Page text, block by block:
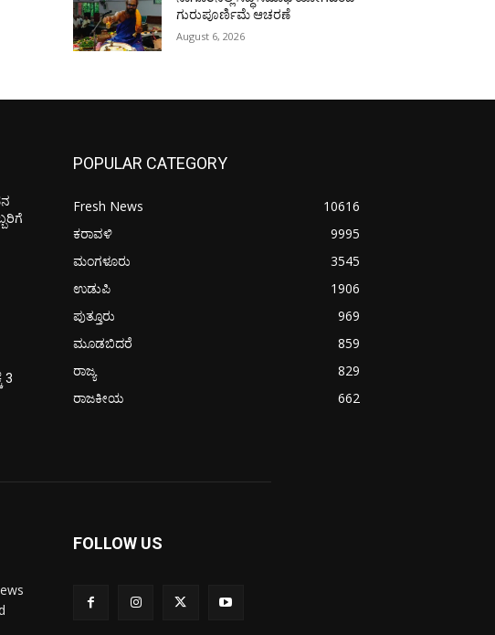
ಗುರುಪೂರ್ಣಿಮೆ ಆಚರಣೆ
August 6, 2026
3
POPULAR CATEGORY
Fresh News
10616
ಕರಾವಳಿ
9995
ಮಂಗಳೂರು
3545
ಉಡುಪಿ
1906
ಪುತ್ತೂರು
969
ಮೂಡಬಿದರೆ
859
ರಾಜ್ಯ
829
ರಾಜಕೀಯ
662
FOLLOW US